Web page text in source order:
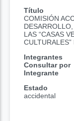
Título
COMISIÓN
LAS “CASAS
Integrantes
Consultar por
Integrante
Estado
accidental